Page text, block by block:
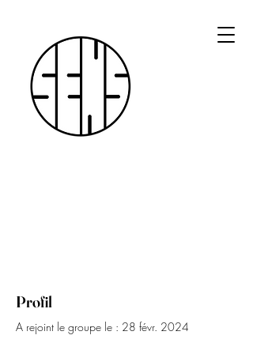
Profil
A rejoint le groupe le : 28 févr. 2024